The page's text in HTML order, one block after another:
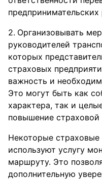
предпринимательских
Организовывать
руководителей
которых
страховых
важность и
Это могут быть как
характера, так и
повышение страховой
Некоторые
используют услугу
маршруту. Это
дополнительную